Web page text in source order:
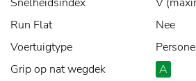
Run Flat
Nee
Voertuigtype
Grip op nat wegdek
A